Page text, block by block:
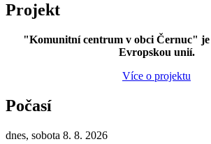
Projekt
"Komunitní centrum v obci Černuc" je
Evropskou unií.
Více o projektu
Počasí
dnes, sobota 8. 8. 2026